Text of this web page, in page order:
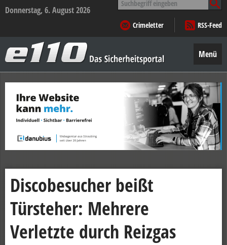
Donnerstag, 6. August 2026
nach:
Crimeletter
RSS-Feed
–
Das
Sicherheitsportal
Menü
Zum
Inhalt
springen
Discobesucher beißt
Türsteher: Mehrere
Verletzte durch Reizgas